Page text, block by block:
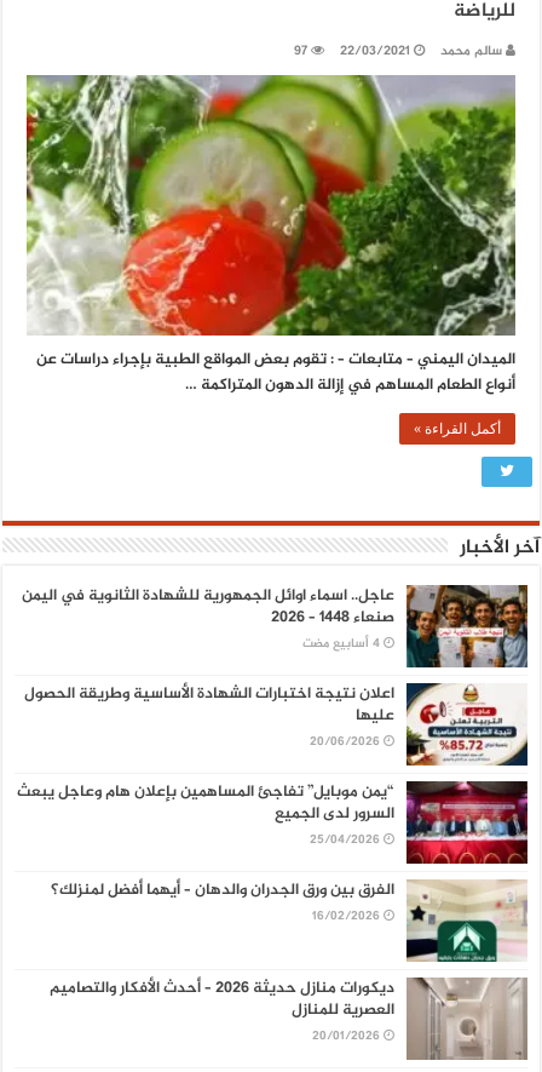
للرياضة
سالم محمد 22/03/2021
97
الميدان اليمني – متابعات – : تقوم بعض المواقع الطبية بإجراء دراسات عن
أنواع الطعام المساهم في إزالة الدهون المتراكمة …
أكمل القراءة »
آخر الأخبار
عاجل.. اسماء اوائل الجمهورية للشهادة الثانوية في اليمن
صنعاء 1448 – 2026
اعلان نتيجة اختبارات الشهادة الأساسية وطريقة الحصول
عليها
20/06/2026
“يمن موبايل” تفاجئ المساهمين بإعلان هام وعاجل يبعث
السرور لدى الجميع
25/04/2026
الفرق بين ورق الجدران والدهان – أيهما أفضل لمنزلك؟
16/02/2026
ديكورات منازل حديثة 2026 – أحدث الأفكار والتصاميم
العصرية للمنازل
20/01/2026